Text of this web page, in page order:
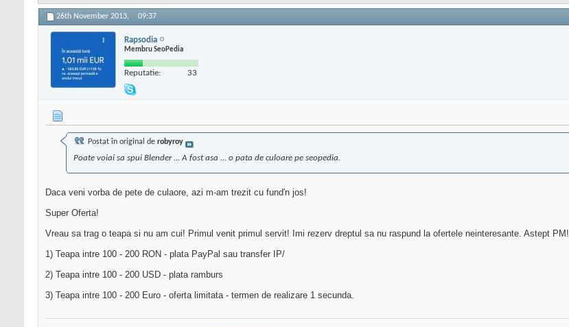
26th November 2013, 09:37
Rapsodia
Membru SeoPedia
Reputatie: 33
Postat în original de robyroy
Poate voiai sa spui Blender ... A fost asa ... o pata de culoare pe seopedia.
Daca veni vorba de pete de culaore, azi m-am trezit cu fund'n jos!
Super Oferta!
Vreau sa trag o teapa si nu am cui! Primul venit primul servit! Imi rezerv dreptul sa nu raspund la ofertele neinteresante. Astept PM!
1) Teapa intre 100 - 200 RON - plata PayPal sau transfer IP/
2) Teapa intre 100 - 200 USD - plata ramburs
3) Teapa intre 100 - 200 Euro - oferta limitata - termen de realizare 1 secunda.